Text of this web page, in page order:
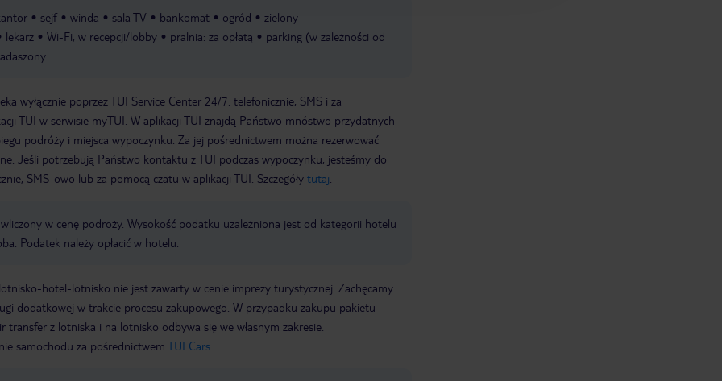
sejf winda sala TV bankomat ogród
zielony
lekarz Wi-Fi, w recepcji/lobby pralnia: za opłatą
parking (w zależności od
wyłącznie poprzez TUI Service Center 24/7: telefonicznie, SMS i za
TUI w serwisie myTUI. W aplikacji TUI znajdą Państwo mnóstwo przydatnych
podróży i miejsca wypoczynku. Za jej pośrednictwem można rezerwować
Jeśli potrzebują Państwo kontaktu z TUI podczas wypoczynku, jesteśmy do
SMS-owo lub za pomocą czatu w aplikacji TUI. Szczegóły tutaj
w cenę podroży. Wysokość podatku uzależniona jest od kategorii hotelu
Podatek należy opłacić w hotelu.
hotel-lotnisko nie jest zawarty w cenie imprezy turystycznej. Zachęcamy
dodatkowej w trakcie procesu zakupowego. W przypadku zakupu pakietu
transfer z lotniska i na lotnisko odbywa się we własnym zakresie.
samochodu za pośrednictwem TUI Cars.